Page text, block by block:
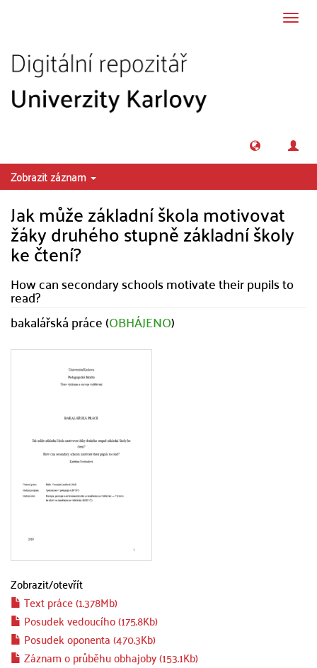
Zobrazit záznam
Jak může základní škola motivovat
žáky druhého stupně základní školy
ke čtení?
How can secondary schools motivate their pupils to
read?
bakalářská práce (OBHÁJENO)
Zobrazit/otevřít
Text práce (1.378Mb)
Posudek vedoucího (175.8Kb)
Posudek oponenta (470.3Kb)
Záznam o průběhu obhajoby (153.1Kb)